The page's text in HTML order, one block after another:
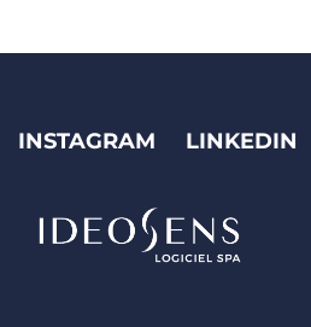
INSTAGRAM LINKEDIN